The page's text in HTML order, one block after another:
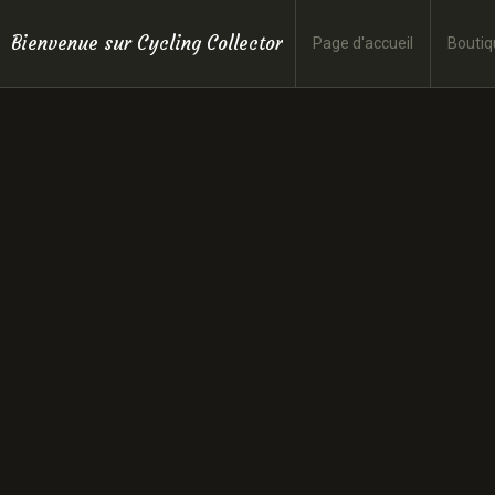
Bienvenue sur Cycling Collector Page d'accueil